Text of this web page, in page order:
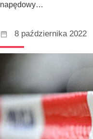
napędowy…
8 października 2022